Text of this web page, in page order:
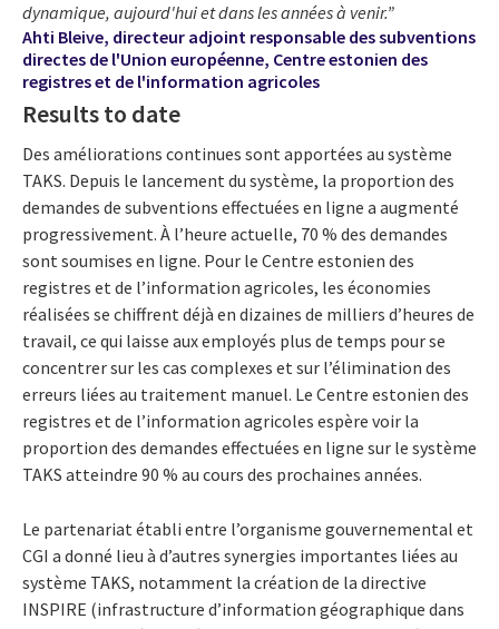
dynamique, aujourd'hui et dans les années à venir.”
Ahti Bleive, directeur adjoint responsable des subventions
directes de l'Union européenne, Centre estonien des
registres et de l'information agricoles
Results to date
Des améliorations continues sont apportées au système
TAKS. Depuis le lancement du système, la proportion des
demandes de subventions effectuées en ligne a augmenté
progressivement. À l’heure actuelle, 70 % des demandes
sont soumises en ligne. Pour le Centre estonien des
registres et de l’information agricoles, les économies
réalisées se chiffrent déjà en dizaines de milliers d’heures de
travail, ce qui laisse aux employés plus de temps pour se
concentrer sur les cas complexes et sur l’élimination des
erreurs liées au traitement manuel. Le Centre estonien des
registres et de l’information agricoles espère voir la
proportion des demandes effectuées en ligne sur le système
TAKS atteindre 90 % au cours des prochaines années.
Le partenariat établi entre l’organisme gouvernemental et
CGI a donné lieu à d’autres synergies importantes liées au
système TAKS, notamment la création de la directive
INSPIRE (infrastructure d’information géographique dans